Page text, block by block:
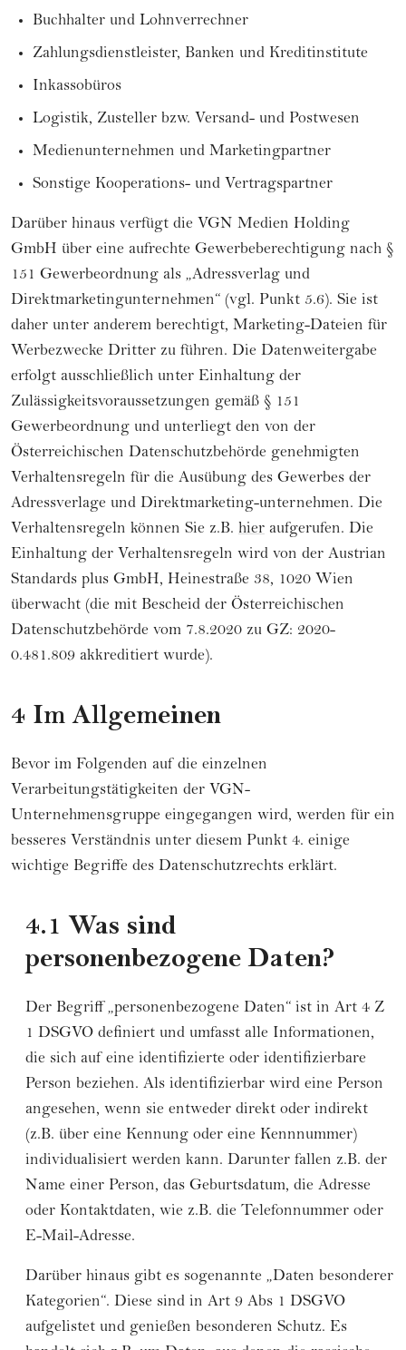
Buchhalter und Lohnverrechner
Zahlungsdienstleister, Banken und Kreditinstitute
Inkassobüros
Logistik, Zusteller bzw. Versand- und Postwesen
Medienunternehmen und Marketingpartner
Sonstige Kooperations- und Vertragspartner
Darüber hinaus verfügt die VGN Medien Holding
GmbH über eine aufrechte Gewerbeberechtigung nach §
151 Gewerbeordnung als „Adressverlag und
Direktmarketingunternehmen“ (vgl. Punkt 5.6). Sie ist
daher unter anderem berechtigt, Marketing-Dateien für
Werbezwecke Dritter zu führen. Die Datenweitergabe
erfolgt ausschließlich unter Einhaltung der
Zulässigkeitsvoraussetzungen gemäß § 151
Gewerbeordnung und unterliegt den von der
Österreichischen Datenschutzbehörde genehmigten
Verhaltensregeln für die Ausübung des Gewerbes der
Adressverlage und Direktmarketing-unternehmen. Die
Verhaltensregeln können Sie z.B. hier aufgerufen. Die
Einhaltung der Verhaltensregeln wird von der Austrian
Standards plus GmbH, Heinestraße 38, 1020 Wien
überwacht (die mit Bescheid der Österreichischen
Datenschutzbehörde vom 7.8.2020 zu GZ: 2020-
0.481.809 akkreditiert wurde).
4 Im Allgemeinen
Bevor im Folgenden auf die einzelnen
Verarbeitungstätigkeiten der VGN-
Unternehmensgruppe eingegangen wird, werden für ein
besseres Verständnis unter diesem Punkt 4. einige
wichtige Begriffe des Datenschutzrechts erklärt.
4.1 Was sind
personenbezogene Daten?
Der Begriff „personenbezogene Daten“ ist in Art 4 Z
1 DSGVO definiert und umfasst alle Informationen,
die sich auf eine identifizierte oder identifizierbare
Person beziehen. Als identifizierbar wird eine Person
angesehen, wenn sie entweder direkt oder indirekt
(z.B. über eine Kennung oder eine Kennnummer)
individualisiert werden kann. Darunter fallen z.B. der
Name einer Person, das Geburtsdatum, die Adresse
oder Kontaktdaten, wie z.B. die Telefonnummer oder
E-Mail-Adresse.
Darüber hinaus gibt es sogenannte „Daten besonderer
Kategorien“. Diese sind in Art 9 Abs 1 DSGVO
aufgelistet und genießen besonderen Schutz. Es